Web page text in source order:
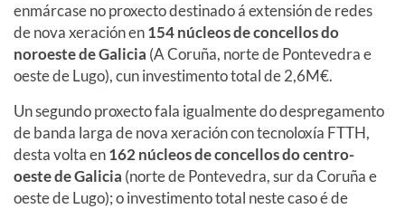
enmárcase no proxecto destinado á extensión de redes
de nova xeración en154 núcleos de concellos do
noroeste de Galicia (A Coruña, norte de Pontevedra e
oeste de Lugo), cun investimento total de 2,6M€.
Un segundo proxecto fala igualmente do despregamento
de banda larga de nova xeración con tecnoloxía FTTH,
desta volta en162 núcleos de concellos do centro-
oeste de Galicia (norte de Pontevedra, sur da Coruña e
oeste de Lugo); o investimento total neste caso é de